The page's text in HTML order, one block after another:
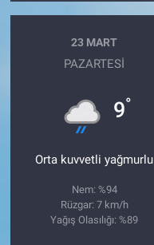
23 MART
PAZARTESI
9°
Orta kuvvetli yağmurlu
Nem: %94
Rüzgar: 7 km/h
Yağış Olasılığı: %89